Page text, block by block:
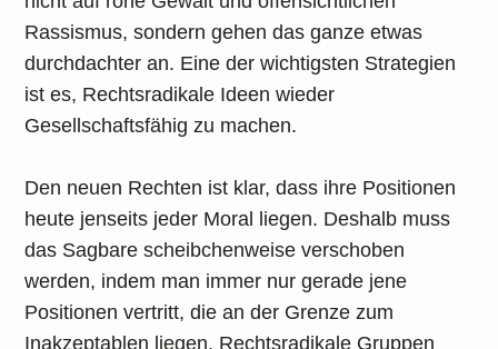
Rassismus, sondern gehen das ganze etwas
durchdachter an. Eine der wichtigsten Strategien
ist es, Rechtsradikale Ideen wieder
Gesellschaftsfähig zu machen.
Den neuen Rechten ist klar, dass ihre Positionen
heute jenseits jeder Moral liegen. Deshalb muss
das Sagbare scheibchenweise verschoben
werden, indem man immer nur gerade jene
Positionen vertritt, die an der Grenze zum
Inakzeptablen liegen. Rechtsradikale Gruppen